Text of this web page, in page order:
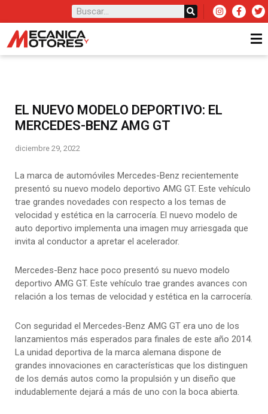
EL NUEVO MODELO DEPORTIVO: EL
MERCEDES-BENZ AMG GT
diciembre 29, 2022
La marca de automóviles Mercedes-Benz recientemente
presentó su nuevo modelo deportivo AMG GT. Este vehículo
trae grandes novedades con respecto a los temas de
velocidad y estética en la carrocería. El nuevo modelo de
auto deportivo implementa una imagen muy arriesgada que
invita al conductor a apretar el acelerador.
Mercedes-Benz hace poco presentó su nuevo modelo
deportivo AMG GT. Este vehículo trae grandes avances con
relación a los temas de velocidad y estética en la carrocería.
Con seguridad el Mercedes-Benz AMG GT era uno de los
lanzamientos más esperados para finales de este año 2014.
La unidad deportiva de la marca alemana dispone de
grandes innovaciones en características que los distinguen
de los demás autos como la propulsión y un diseño que
indudablemente dejará a más de uno con la boca abierta.